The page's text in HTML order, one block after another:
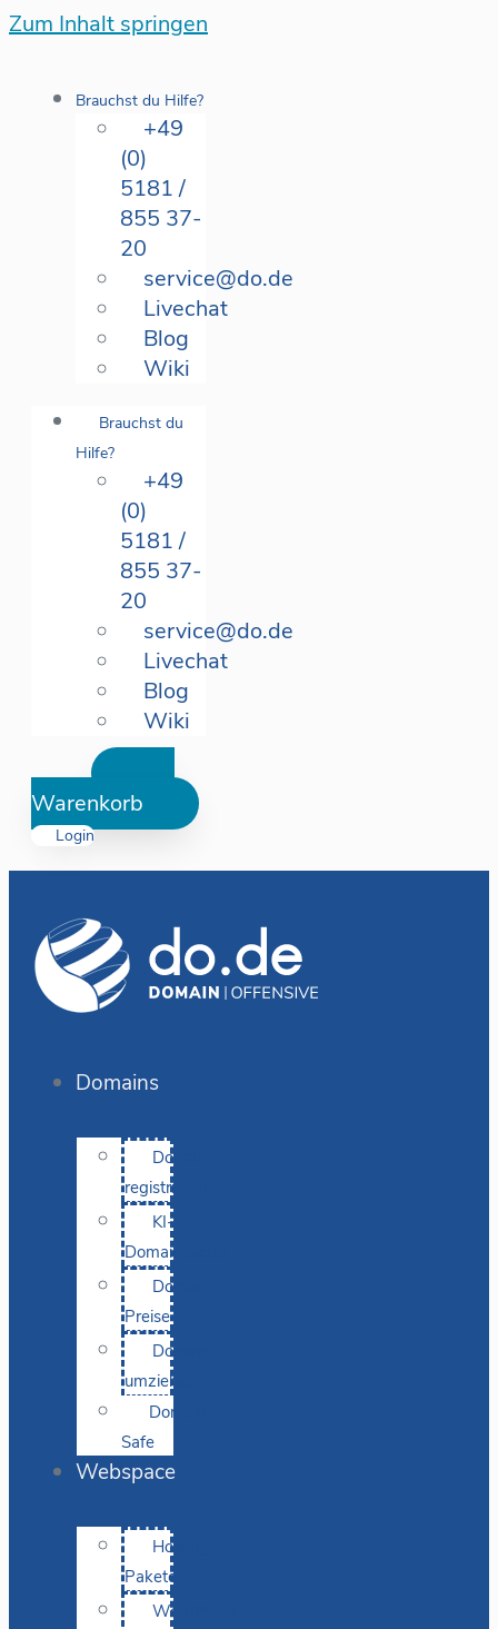
Zum Inhalt springen
Brauchst du Hilfe?
+49
(0)
5181 /
855 37-
20
service@do.de
Livechat
Blog
Wiki
Brauchst du
Hilfe?
+49
(0)
5181 /
855 37-
20
service@do.de
Livechat
Blog
Wiki
Warenkorb
Login
Domains
Domain
registrieren
KI-
Domainsuche
Domain-
Preise
Domain
umziehen
Domain-
Safe
Webspace
Hosting-
Pakete
WordPress